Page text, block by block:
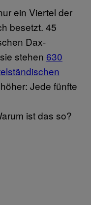
ein Viertel der
besetzt. 45
Dax-
stehen 630
Jede fünfte
ist das so?